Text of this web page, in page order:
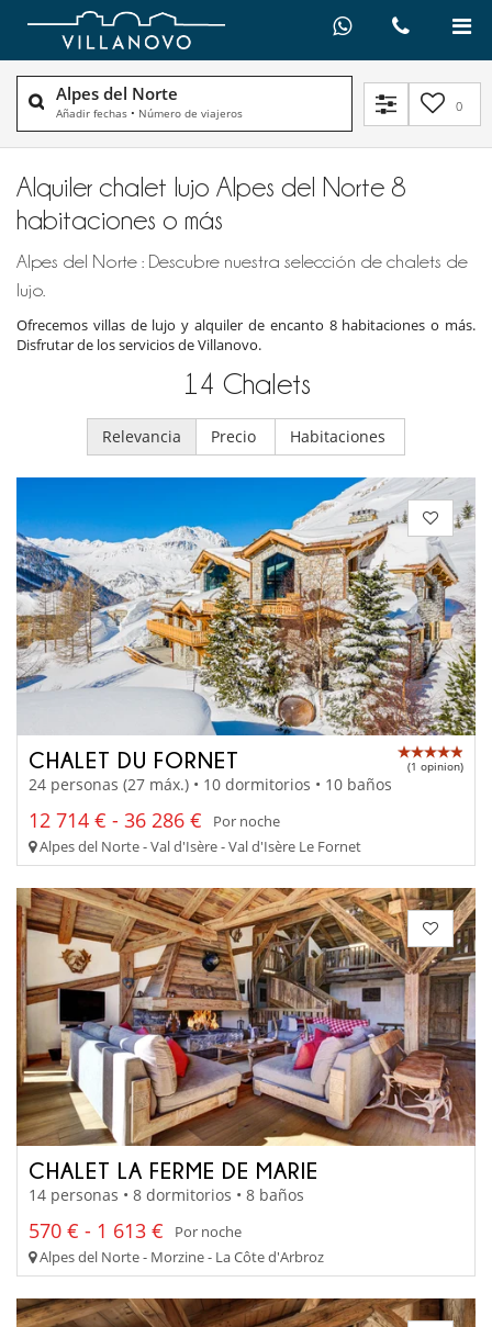
Alpes del Norte
Añadir fechas • Número de viajeros 0
Alquiler chalet lujo Alpes del Norte 8
habitaciones o más
Alpes del Norte : Descubre nuestra selección de chalets de
lujo.
Ofrecemos villas de lujo y alquiler de encanto 8 habitaciones o más.
Disfrutar de los servicios de Villanovo.
14 Chalets
Relevancia Precio Habitaciones
CHALET DU FORNET (1 opinion)
24 personas (27 máx.) • 10 dormitorios • 10 baños
12 714 € - 36 286 €
Por noche
Alpes del Norte - Val d'Isère - Val d'Isère Le Fornet
CHALET LA FERME DE MARIE
14 personas • 8 dormitorios • 8 baños
570 € - 1 613 €
Por noche
Alpes del Norte - Morzine - La Côte d'Arbroz